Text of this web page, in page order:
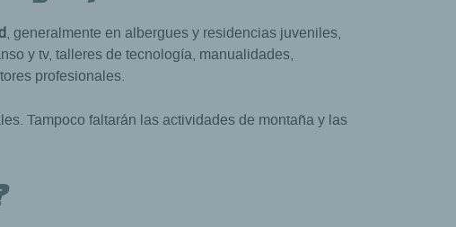
, generalmente en albergues y residencias juveniles,
y tv, talleres de tecnología, manualidades,
profesionales.
Tampoco faltarán las actividades de montaña y las